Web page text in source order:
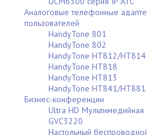
Аналоговые телефонные
пользователей
HandyTone 801
HandyTone 802
HandyTone HT812/HT814
HandyTone HT818
HandyTone HT813
HandyTone HT841/HT881
Бизнес-конференции
Ultra HD
GVC3220
Настольный